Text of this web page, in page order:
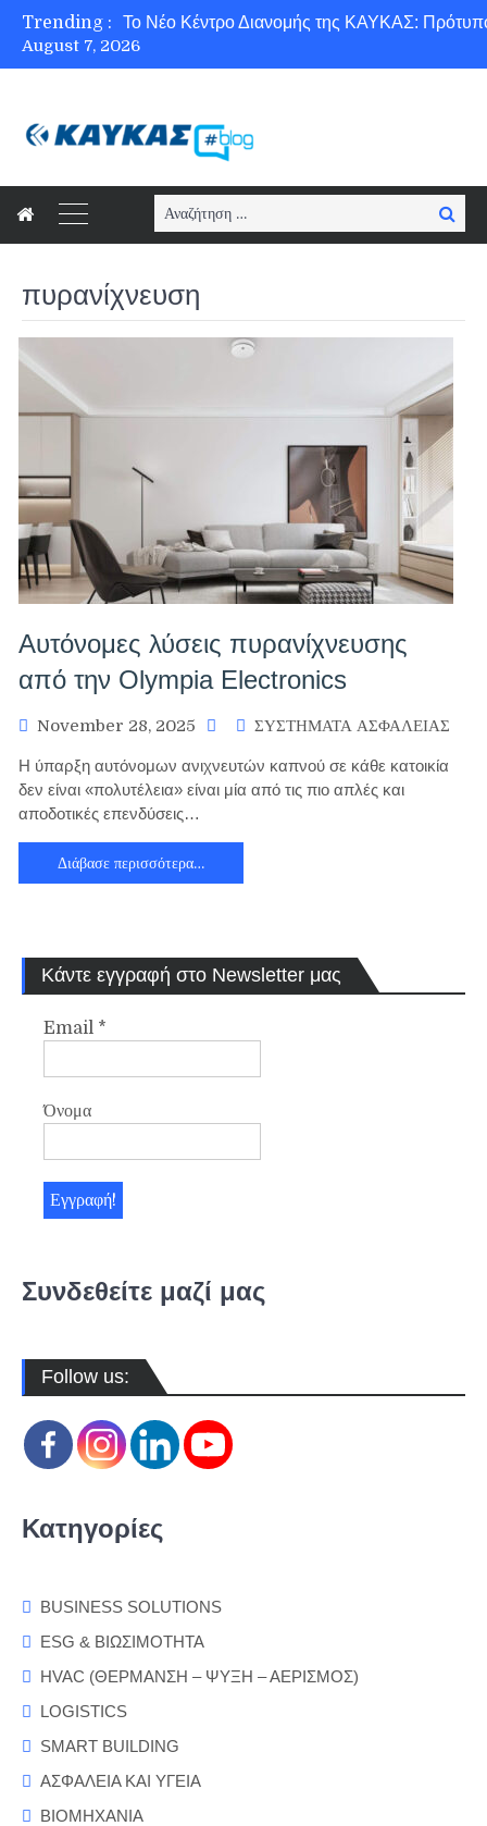
Trending :
Ασφάλεια στο Διαδίκτυο για όλους!
August 7, 2026
Search
for:
πυρανίχνευση
Αυτόνομες λύσεις πυρανίχνευσης
από την Olympia Electronics
November 28, 2025 ΣΥΣΤΗΜΑΤΑ ΑΣΦΑΛΕΙΑΣ
Η ύπαρξη αυτόνομων ανιχνευτών καπνού σε κάθε κατοικία
δεν είναι «πολυτέλεια» είναι μία από τις πιο απλές και
αποδοτικές επενδύσεις…
Διάβασε περισσότερα…
Κάντε εγγραφή στο Newsletter μας
Email *
Όνομα
Συνδεθείτε μαζί μας
Follow us:
Κατηγορίες
BUSINESS SOLUTIONS
ESG & ΒΙΩΣΙΜΟΤΗΤΑ
HVAC (ΘΕΡΜΑΝΣΗ – ΨΥΞΗ – ΑΕΡΙΣΜΟΣ)
LOGISTICS
SMART BUILDING
ΑΣΦΑΛΕΙΑ ΚΑΙ ΥΓΕΙΑ
ΒΙΟΜΗΧΑΝΙΑ